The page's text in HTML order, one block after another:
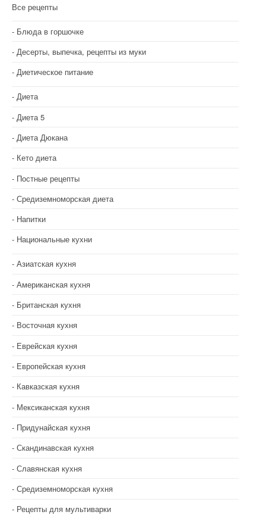
и
я
п
о
з
а
п
и
с
я
м
Все рецепты
Блюда в горшочке
Десерты, выпечка, рецепты из муки
Диетическое питание
Диета
Диета 5
Диета Дюкана
Кето диета
Постные рецепты
Средиземноморская диета
Напитки
Национальные кухни
Азиатская кухня
Американская кухня
Британская кухня
Восточная кухня
Еврейская кухня
Европейская кухня
Кавказская кухня
Мексиканская кухня
Придунайская кухня
Скандинавская кухня
Славянская кухня
Средиземноморская кухня
Рецепты для мультиварки